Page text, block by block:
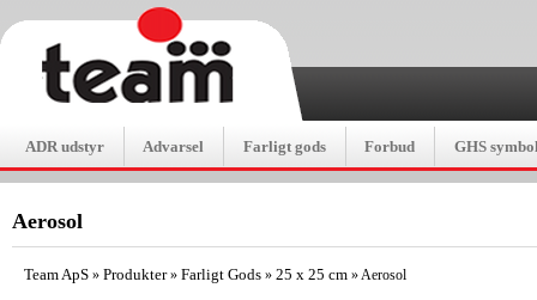
ADR udstyr Advarsel Farligt gods Forbud GHS
Aerosol
Team ApS » Produkter» Farligt Gods » 25 x 25 cm »Aerosol